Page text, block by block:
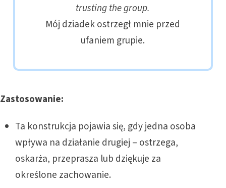
trusting the group.
Mój dziadek ostrzegł mnie przed
ufaniem grupie.
Zastosowanie:
Ta konstrukcja pojawia się, gdy jedna osoba
wpływa na działanie drugiej – ostrzega,
oskarża, przeprasza lub dziękuje za
określone zachowanie.